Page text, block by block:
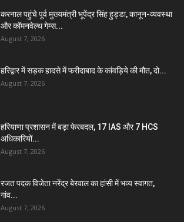
करनाल पहुंचे पूर्व मुख्यमंत्री भूपेंद्र सिंह हुड्डा, कानून-व्यवस्था
और कॉमनवेल्थ गेम्स...
August 7, 2026
हरिद्वार में सड़क हादसे में फरीदाबाद के कांवड़िये की मौत, दो...
August 7, 2026
हरियाणा प्रशासन में बड़ा फेरबदल, 17 IAS और 7 HCS
अधिकारियों...
August 7, 2026
रजत पदक विजेता नरेंद्र बेरवाल का हांसी में भव्य स्वागत,
गांव...
August 7, 2026